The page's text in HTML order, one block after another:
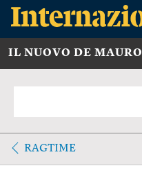
IL NUOVO DE MAURO
RAGTIME